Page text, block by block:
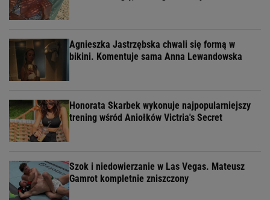
Agnieszka Jastrzębska chwali się formą w
bikini. Komentuje sama Anna Lewandowska
Honorata Skarbek wykonuje najpopularniejszy
trening wśród Aniołków Victria's Secret
Szok i niedowierzanie w Las Vegas. Mateusz
Gamrot kompletnie zniszczony